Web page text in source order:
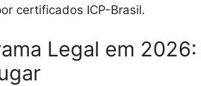
certificados ICP-Brasil.
Legal em